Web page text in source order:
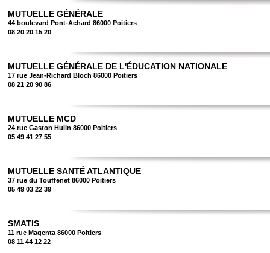
MUTUELLE GÉNÉRALE
44 boulevard Pont-Achard 86000 Poitiers
08 20 20 15 20
MUTUELLE GÉNÉRALE DE L'ÉDUCATION NATIONALE
17 rue Jean-Richard Bloch 86000 Poitiers
08 21 20 90 86
MUTUELLE MCD
24 rue Gaston Hulin 86000 Poitiers
05 49 41 27 55
MUTUELLE SANTÉ ATLANTIQUE
37 rue du Touffenet 86000 Poitiers
05 49 03 22 39
SMATIS
11 rue Magenta 86000 Poitiers
08 11 44 12 22